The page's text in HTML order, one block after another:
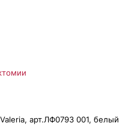
арт.ЛФ0793 001, белый